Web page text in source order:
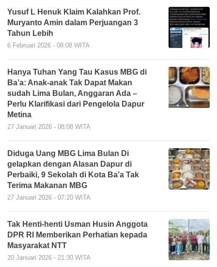
Yusuf L Henuk Klaim Kalahkan Prof.
Muryanto Amin dalam Perjuangan 3
Tahun Lebih
6 Februari 2026 - 08:08 WITA
Hanya Tuhan Yang Tau Kasus MBG di
Ba’a: Anak-anak Tak Dapat Makan
sudah Lima Bulan, Anggaran Ada –
Perlu Klarifikasi dari Pengelola Dapur
Metina
27 Januari 2026 - 08:08 WITA
Diduga Uang MBG Lima Bulan Di
gelapkan dengan Alasan Dapur di
Perbaiki, 9 Sekolah di Kota Ba’a Tak
Terima Makanan MBG
27 Januari 2026 - 07:20 WITA
Tak Henti-henti Usman Husin Anggota
DPR RI Memberikan Perhatian kepada
Masyarakat NTT
20 Januari 2026 - 21:30 WITA